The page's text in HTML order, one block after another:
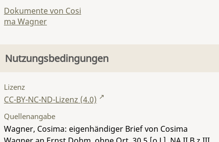
Dokumente von Cosi
ma Wagner
Nutzungsbedingungen
Lizenz
CC-BY-NC-ND-Lizenz (4.0)
Quellenangabe
Wagner, Cosima: eigenhändiger Brief von Cosima